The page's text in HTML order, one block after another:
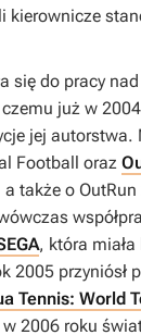
kierownicze
się do pracy
już w
jej
Football oraz
a także o OutRun
, która
2005 przyniósł
Tennis: World
2006 roku